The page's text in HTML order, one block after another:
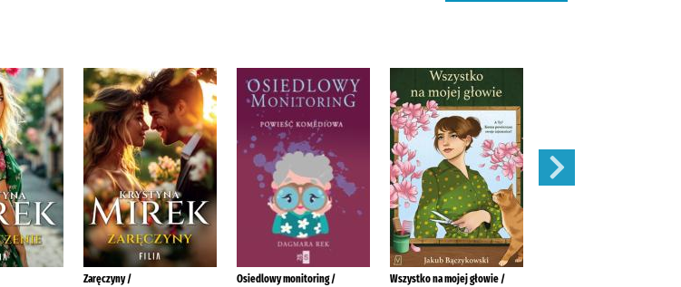
Zaręczyny / Osiedlowy monitoring / Wszystko na mojej głowie /